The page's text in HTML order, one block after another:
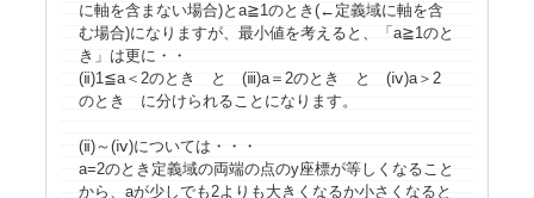
に軸を含まない場合)と a≧1のとき(←定義域に軸を含
む場合)になりますが、最小値を考えると、「 a≧1のと
き」は更に・・
(ⅱ)1≦a＜2のとき と (ⅲ)a＝2のとき と (ⅳ)a＞2
のとき に分けられることになります。
(ⅱ)～(ⅳ)については・・・
a=2のとき定義域の両端の点のy座標が等しくなること
から、 aが少しでも2よりも大きくなるか小さくなると